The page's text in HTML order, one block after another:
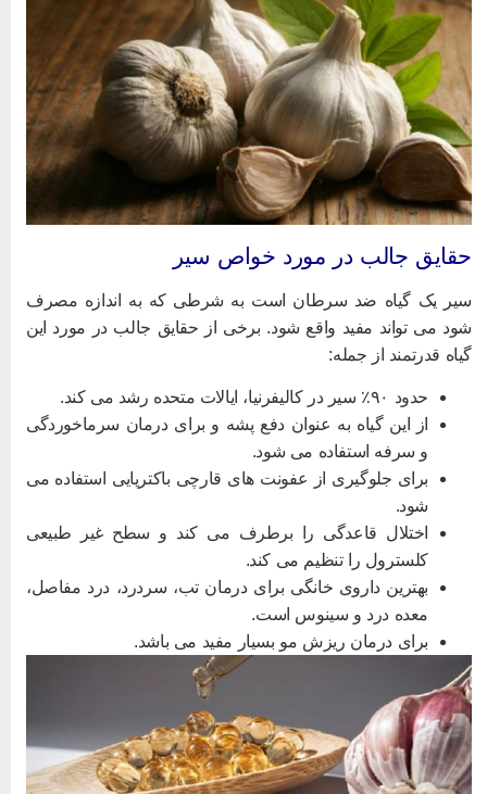
جالب در مورد خواص سیر
یک گیاه ضد سرطان است به شرطی که به اندازه مصرف
می تواند مفید واقع شود. برخی از حقایق جالب در مورد این
قدرتمند از جمله:
حدود ۹۰٪ سیر در کالیفرنیا، ایالات متحده رشد می کند.
از این گیاه به عنوان دفع پشه و برای درمان سرماخوردگی
و سرفه استفاده می شود.
برای جلوگیری از عفونت های قارچی باکتریایی استفاده می
شود.
اختلال قاعدگی را برطرف می کند و سطح غیر طبیعی
کلسترول را تنظیم می کند.
بهترین داروی خانگی برای درمان تب، سردرد، درد مفاصل،
معده درد و سینوس است.
برای درمان ریزش مو بسیار مفید می باشد.